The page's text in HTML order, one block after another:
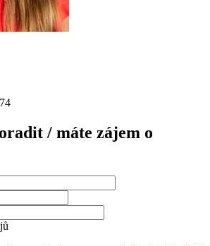
/ máte zájem o